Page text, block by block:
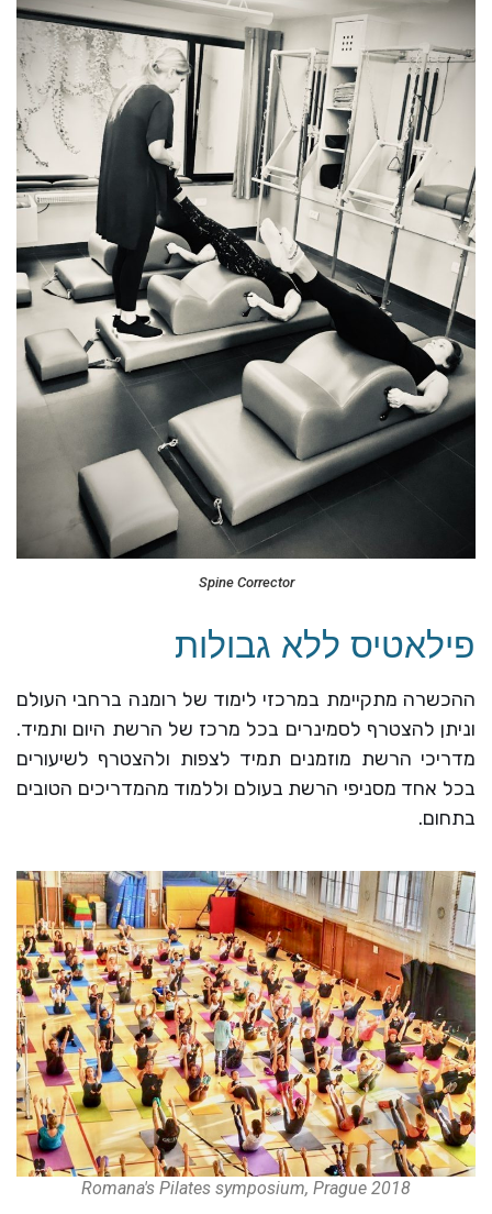
Spine Corrector
פילאטיס ללא גבולות
ההכשרה מתקיימת במרכזי לימוד של רומנה ברחבי העולם
וניתן להצטרף לסמינרים בכל מרכז של הרשת היום ותמיד.
מדריכי הרשת מוזמנים תמיד לצפות ולהצטרף לשיעורים
בכל אחד מסניפי הרשת בעולם וללמוד מהמדריכים הטובים
בתחום.
Romana's Pilates symposium, Prague 2018